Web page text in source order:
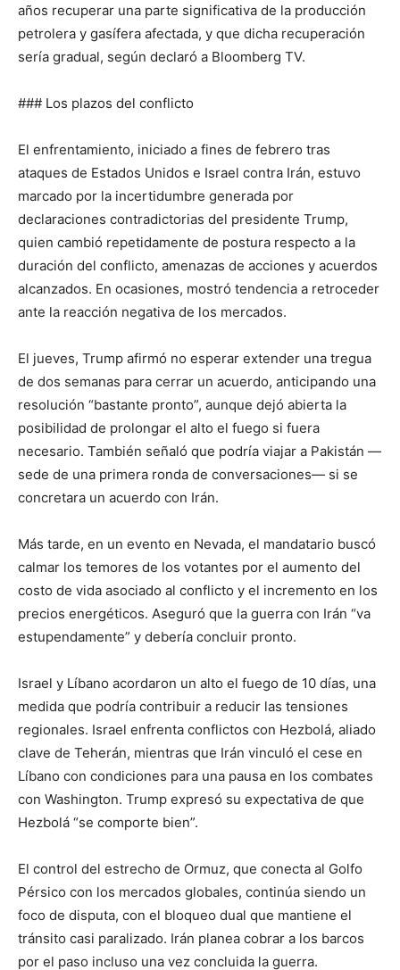
años recuperar una parte significativa de la producción
petrolera y gasífera afectada, y que dicha recuperación
sería gradual, según declaró a Bloomberg TV.
### Los plazos del conflicto
El enfrentamiento, iniciado a fines de febrero tras
ataques de Estados Unidos e Israel contra Irán, estuvo
marcado por la incertidumbre generada por
declaraciones contradictorias del presidente Trump,
quien cambió repetidamente de postura respecto a la
duración del conflicto, amenazas de acciones y acuerdos
alcanzados. En ocasiones, mostró tendencia a retroceder
ante la reacción negativa de los mercados.
El jueves, Trump afirmó no esperar extender una tregua
de dos semanas para cerrar un acuerdo, anticipando una
resolución “bastante pronto”, aunque dejó abierta la
posibilidad de prolongar el alto el fuego si fuera
necesario. También señaló que podría viajar a Pakistán —
sede de una primera ronda de conversaciones— si se
concretara un acuerdo con Irán.
Más tarde, en un evento en Nevada, el mandatario buscó
calmar los temores de los votantes por el aumento del
costo de vida asociado al conflicto y el incremento en los
precios energéticos. Aseguró que la guerra con Irán “va
estupendamente” y debería concluir pronto.
Israel y Líbano acordaron un alto el fuego de 10 días, una
medida que podría contribuir a reducir las tensiones
regionales. Israel enfrenta conflictos con Hezbolá, aliado
clave de Teherán, mientras que Irán vinculó el cese en
Líbano con condiciones para una pausa en los combates
con Washington. Trump expresó su expectativa de que
Hezbolá “se comporte bien”.
El control del estrecho de Ormuz, que conecta al Golfo
Pérsico con los mercados globales, continúa siendo un
foco de disputa, con el bloqueo dual que mantiene el
tránsito casi paralizado. Irán planea cobrar a los barcos
por el paso incluso una vez concluida la guerra.